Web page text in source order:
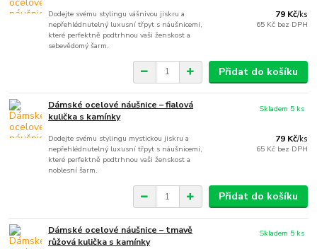
Dodejte svému stylingu vášnivou jiskru a
nepřehlédnutelný luxusní třpyt s náušnicemi,
které perfektně podtrhnou vaši ženskost a
sebevědomý šarm.
79 Kč/ks
65 Kč bez DPH
Přidat do košíku
Dámské ocelové náušnice – fialová
kulička s kamínky
Dodejte svému stylingu mystickou jiskru a
nepřehlédnutelný luxusní třpyt s náušnicemi,
které perfektně podtrhnou vaši ženskost a
noblesní šarm.
79 Kč/ks
65 Kč bez DPH
Skladem 5 ks
Přidat do košíku
Dámské ocelové náušnice – tmavě
růžová kulička s kamínky
Skladem 5 ks